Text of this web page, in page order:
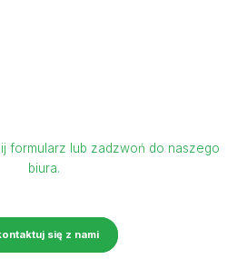
formularz lub zadzwoń do naszego
biura.
się z nami